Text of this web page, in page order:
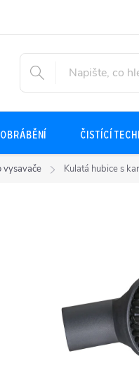
ČISTÍCÍ
vysavače Kulatá hubice s